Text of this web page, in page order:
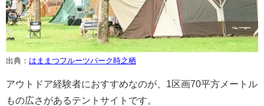
出典： はままつフルーツパーク時之栖
アウトドア経験者におすすめなのが、1区画70平方メートル
もの広さがあるテントサイトです。